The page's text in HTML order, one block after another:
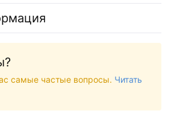
самые частые вопросы. Читать